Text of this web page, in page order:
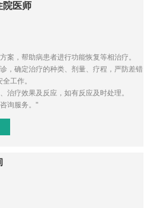
院医师
案，帮助病患者进行功能恢复等相治疗。
，确定治疗的种类、剂量、疗程，严防差错
工作。
治疗效果及反应，如有反应及时处理。
询服务。"